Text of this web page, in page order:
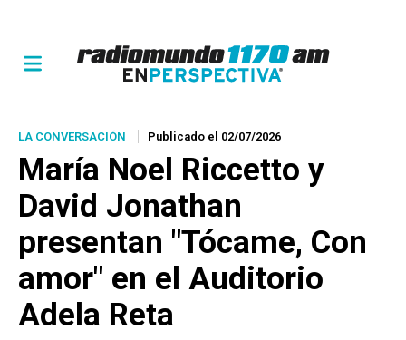
LA CONVERSACIÓN Publicado el 02/07/2026
María Noel Riccetto y
David Jonathan
presentan "Tócame, Con
amor" en el Auditorio
Adela Reta